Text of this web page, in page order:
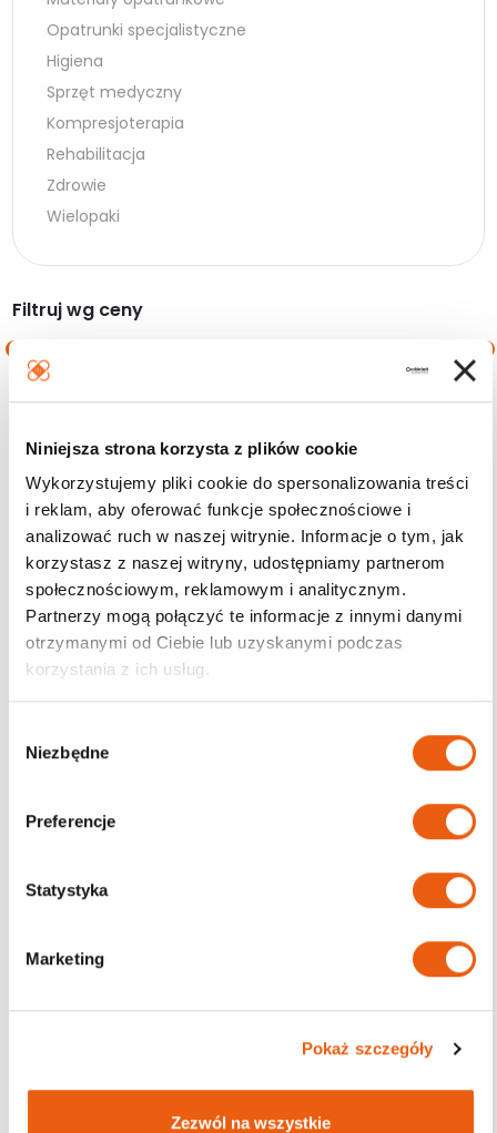
Niniejsza strona korzysta z plików cookie
Wykorzystujemy pliki cookie do spersonalizowania treści
i reklam, aby oferować funkcje społecznościowe i
analizować ruch w naszej witrynie. Informacje o tym, jak
korzystasz z naszej witryny, udostępniamy partnerom
społecznościowym, reklamowym i analitycznym.
Partnerzy mogą połączyć te informacje z innymi danymi
otrzymanymi od Ciebie lub uzyskanymi podczas
korzystania z ich usług.
Niezbędne
Preferencje
Statystyka
Marketing
Pokaż szczegóły
Zezwól na wszystkie
Opatrunki specjalistyczne
Higiena
Sprzęt medyczny
Kompresjoterapia
Rehabilitacja
Zdrowie
Wielopaki
Filtruj wg ceny
min.
maks.
Filtruj
Darmowa dostawa
od 200zł